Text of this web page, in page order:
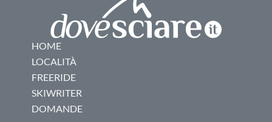
HOME
LOCALITÀ
FREERIDE
SKIWRITER
DOMANDE